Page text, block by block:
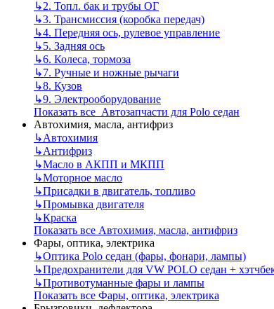
↳2. Топл. бак и трубы ОГ
↳3. Трансмиссия (коробка передач)
↳4. Передняя ось, рулевое управление
↳5. Задняя ось
↳6. Колеса, тормоза
↳7. Ручные и ножные рычаги
↳8. Кузов
↳9. Электрооборудование
Показать все Автозапчасти для Polo седан
Автохимия, масла, антифриз
↳Автохимия
↳Антифриз
↳Масло в АКПП и МКПП
↳Моторное масло
↳Присадки в двигатель, топливо
↳Промывка двигателя
↳Краска
Показать все Автохимия, масла, антифриз
Фары, оптика, электрика
↳Оптика Polo седан (фары, фонари, лампы)
↳Предохранители для VW POLO седан +
↳Противотуманные фары и лампы
Показать все Фары, оптика, электрика